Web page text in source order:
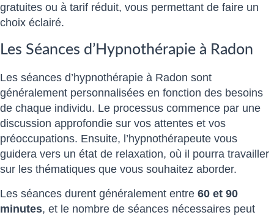
gratuites ou à tarif réduit, vous permettant de faire un
choix éclairé.
Les Séances d’Hypnothérapie à Radon
Les séances d’hypnothérapie à Radon sont
généralement personnalisées en fonction des besoins
de chaque individu. Le processus commence par une
discussion approfondie sur vos attentes et vos
préoccupations. Ensuite, l’hypnothérapeute vous
guidera vers un état de relaxation, où il pourra travailler
sur les thématiques que vous souhaitez aborder.
Les séances durent généralement entre 60 et 90
minutes, et le nombre de séances nécessaires peut